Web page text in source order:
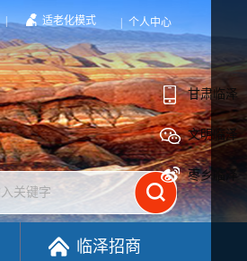
| 适老化模式 个人中心
临泽招商
甘肃临泽
文明临泽
枣乡临泽